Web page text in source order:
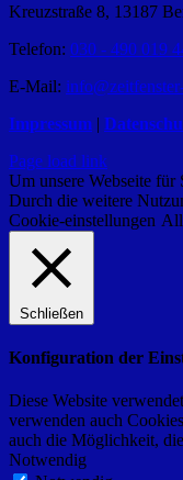
Kreuzstraße 8, 13187
Telefon: 030 - 490 019
E-Mail:
Impressum |
Page load link
Um unsere Webseite
Durch die weitere
Cookie-einstellungen
Schließen
Konfiguration der
Diese Website
verwenden auch
auch die Möglichkeit,
Notwendig